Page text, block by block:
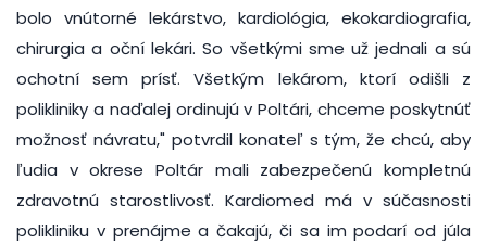
bolo vnútorné lekárstvo, kardiológia, ekokardiografia,
chirurgia a oční lekári. So všetkými sme už jednali a sú
ochotní sem prísť. Všetkým lekárom, ktorí odišli z
polikliniky a naďalej ordinujú v Poltári, chceme poskytnúť
možnosť návratu," potvrdil konateľ s tým, že chcú, aby
ľudia v okrese Poltár mali zabezpečenú kompletnú
zdravotnú starostlivosť. Kardiomed má v súčasnosti
polikliniku v prenájme a čakajú, či sa im podarí od júla